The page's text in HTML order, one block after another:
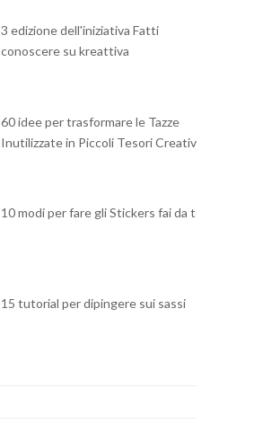
3 edizione dell'iniziativa Fatti
conoscere su kreattiva
60 idee per trasformare le Tazze
Inutilizzate in Piccoli Tesori Creativi
10 modi per fare gli Stickers fai da te
15 tutorial per dipingere sui sassi